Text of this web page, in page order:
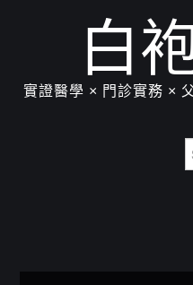
白
實證醫學 × 門診實務 ×